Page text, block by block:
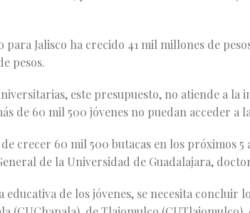
para Jalisco ha crecido 41 mil millones de
pesos.
este presupuesto, no atiende a
de 60 mil 500 jóvenes no puedan acceder
crecer 60 mil 500 butacas en los próximos 5
de la Universidad de Guadalajara,
educativa de los jóvenes, se necesita concluir